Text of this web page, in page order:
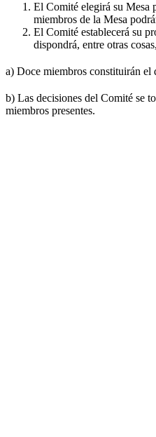
El Comité elegirá su Mesa
miembros de la Mesa
El Comité establecerá su
dispondrá, entre otras
a) Doce miembros constituirán el
b) Las decisiones del Comité se
miembros presentes.